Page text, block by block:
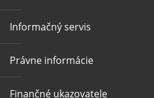
Informačný servis
Právne informácie
Finančné ukazovatele